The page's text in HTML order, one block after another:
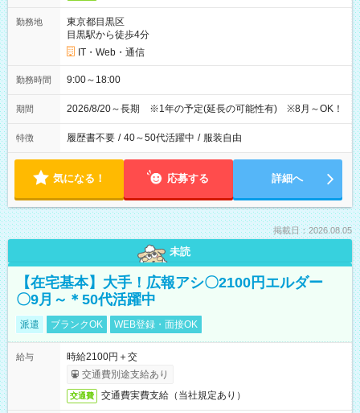
勤務地
東京都目黒区
目黒駅から徒歩4分
IT・Web・通信
勤務時間 9:00～18:00
期間 2026/8/20～長期 ※1年の予定(延長の可能性有) ※8月～OK！
特徴 履歴書不要 / 40～50代活躍中 / 服装自由
気になる！ 応募する 詳細へ
掲載日：2026.08.05
未読
【在宅基本】大手！広報アシ〇2100円エルダー
〇9月～＊50代活躍中
派遣 ブランクOK WEB登録・面接OK
給与
時給2100円＋交
交通費別途支給あり
交通費 交通費実費支給（当社規定あり）